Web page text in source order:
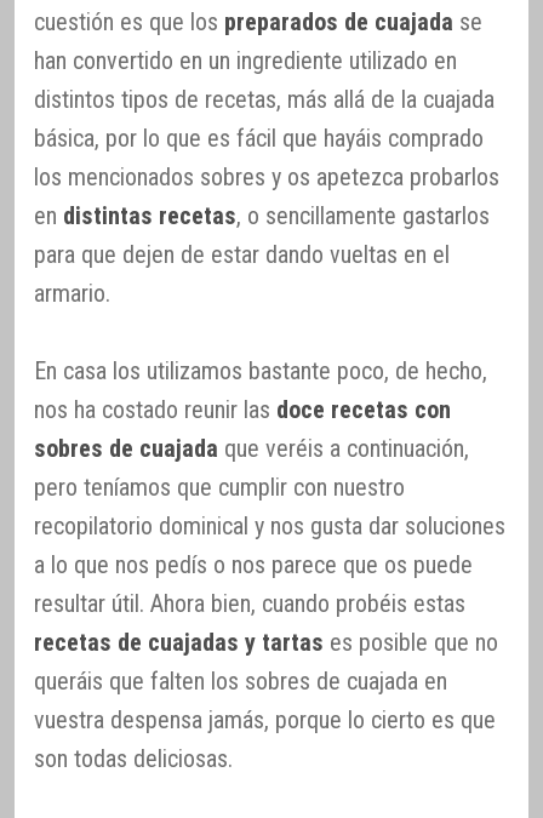
cuestión es que los preparados de cuajada se
han convertido en un ingrediente utilizado en
distintos tipos de recetas, más allá de la cuajada
básica, por lo que es fácil que hayáis comprado
los mencionados sobres y os apetezca probarlos
en distintas recetas, o sencillamente gastarlos
para que dejen de estar dando vueltas en el
armario.
En casa los utilizamos bastante poco, de hecho,
nos ha costado reunir las doce recetas con
sobres de cuajada que veréis a continuación,
pero teníamos que cumplir con nuestro
recopilatorio dominical y nos gusta dar soluciones
a lo que nos pedís o nos parece que os puede
resultar útil. Ahora bien, cuando probéis estas
recetas de cuajadas y tartas es posible que no
queráis que falten los sobres de cuajada en
vuestra despensa jamás, porque lo cierto es que
son todas deliciosas.